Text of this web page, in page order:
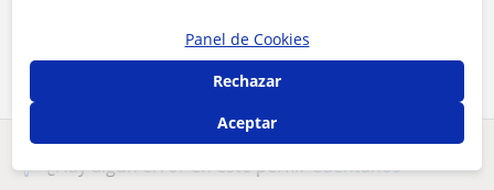
Comparte a este profesor
¿Hay algún error en este perfil?Cuéntanos
Panel de Cookies
Rechazar
Aceptar